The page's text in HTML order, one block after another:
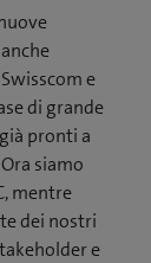
e
di grande
pronti a
siamo
mentre
dei nostri
e